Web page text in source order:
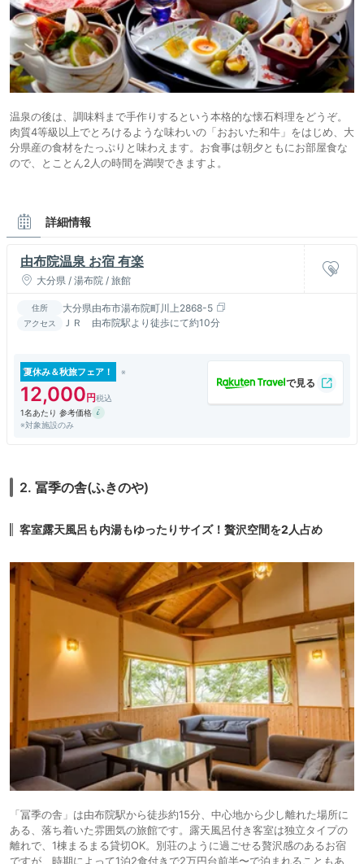
温泉の後は、調味料まで手作りするという本格的な懐石料理をどうぞ。
肉質4等級以上でとろけるような味わいの「おおいた和牛」をはじめ、大
分県産の食材をたっぷりと味わえます。お食事は朝夕ともにお部屋食な
ので、とことん2人の時間を満喫できますよ。
詳細情報
由布院温泉 お宿 有楽
大分県 / 湯布院 / 旅館
住所 大分県由布市湯布院町川上2868-5
アクセス ＪＲ 由布院駅より徒歩にて約10分
夏休み＆秋旅フェア！
12,000
1名あたり 参考価格
※対象施設のみ
2. 冨季の舎(ふきのや)
客室露天風呂も内湯もゆったりサイズ！贅沢空間を2人占め
「冨季の舎」は由布院駅から徒歩約15分、中心地から少し離れた場所に
ある、落ち着いた雰囲気の旅館です。露天風呂付き客室は独立タイプの
離れで、1棟まるまる貸切OK。別荘のように過ごせる贅沢感のあるお宿
ですが、時期によって1泊2食付きで2万円台前半〜で泊まれることもあ